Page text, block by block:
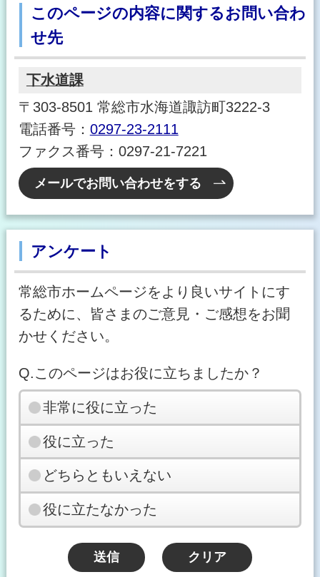
このページの内容に関するお問い合わ
せ先
下水道課
〒303-8501 常総市水海道諏訪町3222-3
電話番号： 0297-23-2111
ファクス番号：0297-21-7221
メールでお問い合わせをする
アンケート
常総市ホームページをより良いサイトにす
るために、皆さまのご意見・ご感想をお聞
かせください。
Q.このページはお役に立ちましたか？
非常に役に立った
役に立った
どちらともいえない
役に立たなかった